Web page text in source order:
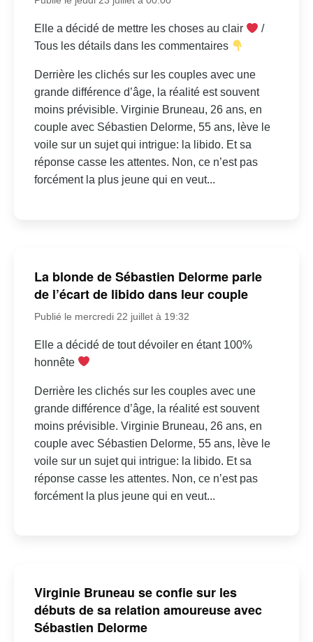
Elle a décidé de mettre les choses au clair
/
Tous les détails dans les commentaires
Derrière les clichés sur les couples avec une
grande différence d’âge, la réalité est souvent
moins prévisible. Virginie Bruneau, 26 ans, en
couple avec Sébastien Delorme, 55 ans, lève le
voile sur un sujet qui intrigue: la libido. Et sa
réponse casse les attentes. Non, ce n’est pas
forcément la plus jeune qui en veut...
La blonde de Sébastien Delorme parle
de l’écart de libido dans leur couple
Publié le mercredi 22 juillet à 19:32
Elle a décidé de tout dévoiler en étant 100%
honnête
Derrière les clichés sur les couples avec une
grande différence d’âge, la réalité est souvent
moins prévisible. Virginie Bruneau, 26 ans, en
couple avec Sébastien Delorme, 55 ans, lève le
voile sur un sujet qui intrigue: la libido. Et sa
réponse casse les attentes. Non, ce n’est pas
forcément la plus jeune qui en veut...
Virginie Bruneau se confie sur les
débuts de sa relation amoureuse avec
Sébastien Delorme